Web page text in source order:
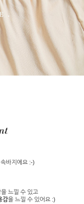
바지에요 :-)
느낄 수 있고
감을 느낄 수 있어요 :)